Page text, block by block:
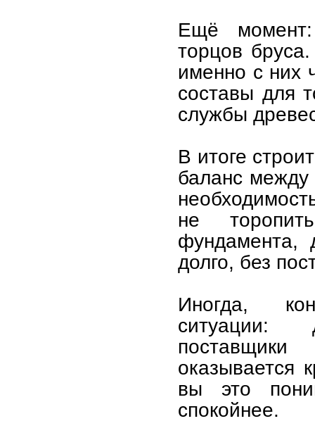
Ещё момент:
торцов
именно с них
составы для
службы
В итоге
баланс
не
фундамента,
долго, без
Иногда,
ситуации:
оказывается
вы это
спокойнее.